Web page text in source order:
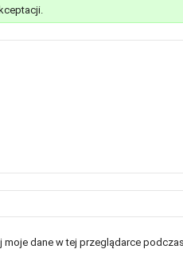
moje dane w tej przeglądarce